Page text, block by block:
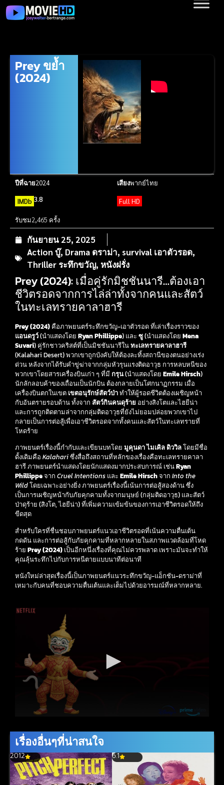
Prey ขย้ำ
(2024)
ปีที่ฉาย2024 เสียงพากย์ไทย
IMDb 3.8 Full HD
รับชม2,465 ครั้ง
กันยายน 25, 2025
Action บู๊, Drama ดราม่า, survival เอาตัวรอด,
Thriller ระทึกขวัญ, หนังฝรั่ง
Prey (2024): เมื่อคู่รักมิชชันนารี…ต้องเอา
ชีวิตรอดจากการไล่ล่าทั้งจากคนและสัตว์
ในทะเลทรายคาลาฮารี
Prey (2024) คือภาพยนตร์ระทึกขวัญ-เอาตัวรอด ที่เล่าเรื่องราวของ
แอนดรูว์(นำแสดงโดย Ryan Phillippe) และ ซู(นำแสดงโดย Mena
Suvari) คู่รักชาวคริสต์ที่เป็นมิชชันนารีในทะเลทรายคาลาฮารี
(Kalahari Desert) พวกเขาถูกบังคับให้ต้องละทิ้งสถานีของตนอย่างเร่ง
ด่วน หลังจากได้รับคำขู่ฆ่าจากกลุ่มหัวรุนแรงติดอาวุธ การหลบหนีของ
พวกเขาโดยสารเครื่องบินเก่า ๆ ที่มี กรุน(นำแสดงโดย Emile Hirsch)
นักลักลอบค้าของเถื่อนเป็นนักบิน ต้องกลายเป็นโศกนาฏกรรม เมื่อ
เครื่องบินตกในเขต เขตอนุรักษ์สัตว์ป่าทำให้ผู้รอดชีวิตต้องเผชิญหน้า
กับอันตรายรอบด้าน ทั้งจาก สัตว์กินคนดุร้าย อย่างสิงโตและไฮยีน่า
และการถูกติดตามล่าจากกลุ่มติดอาวุธที่ยังไม่ยอมปล่อยพวกเขาไป
กลายเป็นการต่อสู้เพื่อเอาชีวิตรอดจากทั้งคนและสัตว์ในทะเลทรายที่
โหดร้าย
ภาพยนตร์เรื่องนี้กำกับและเขียนบทโดย มูคุนดา ไมเคิล ดิววิลโดยมีชื่อ
ดั้งเดิมคือ Kalahariซึ่งสื่อถึงสถานที่หลักของเรื่องคือทะเลทรายคาลา
ฮารี ภาพยนตร์นำแสดงโดยนักแสดงมากประสบการณ์ เช่นRyan
Phillippeจาก Cruel Intentions และ Emile Hirschจาก Into the
Wildโดยเฉพาะอย่างยิ่ง ภาพยนตร์เรื่องนี้เน้นการต่อสู้สองด้าน ซึ่ง
เป็นการเผชิญหน้ากับภัยคุกคามทั้งจากมนุษย์ (กลุ่มติดอาวุธ) และสัตว์
ป่าดุร้าย (สิงโต, ไฮยีน่า) ที่เพิ่มความเข้มข้นของการเอาชีวิตรอดให้ถึง
ขีดสุด
สำหรับใครที่ชื่นชอบภาพยนตร์แนวเอาชีวิตรอดที่เน้นความตื่นเต้น
กดดัน และการต่อสู้กับภัยคุกคามที่หลากหลายในสภาพแวดล้อมที่โหด
ร้าย Prey (2024) เป็นอีกหนึ่งเรื่องที่คุณไม่ควรพลาด เพราะมันจะทำให้
คุณลุ้นระทึกไปกับการหนีตายแบบนาทีต่อนาที
หนังใหม่ล่าสุดเรื่องนี้เป็นภาพยนตร์แนวระทึกขวัญ-แอ็กชัน-ดราม่าที่
เหมาะกับคนที่ชอบความตื่นเต้นและเต็มไปด้วยอารมณ์ที่หลากหลาย.
เรื่องอื่นๆที่น่าสนใจ
2012 6.1